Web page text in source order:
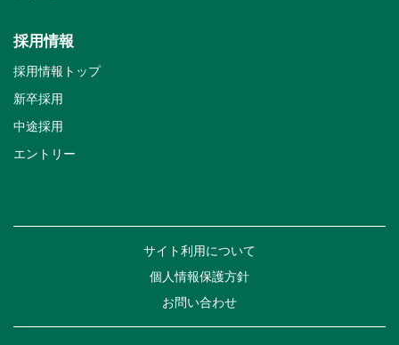
採用情報
採用情報トップ
新卒採用
中途採用
エントリー
サイト利用について
個人情報保護方針
お問い合わせ